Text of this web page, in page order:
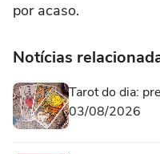
por acaso.
Notícias
Tarot do dia:
03/08/2026